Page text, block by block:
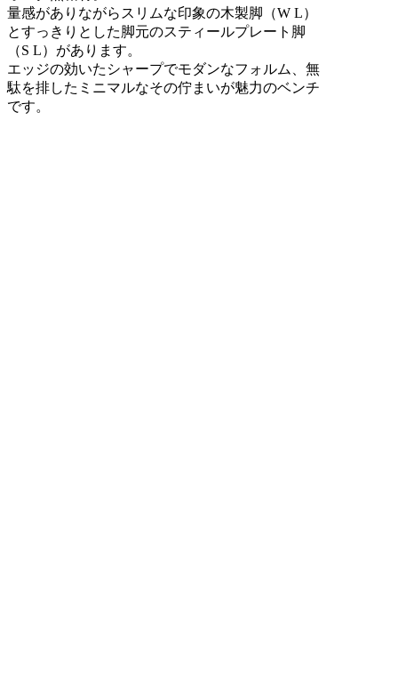
量感がありながらスリムな印象の木製脚（W L）
とすっきりとした脚元のスティールプレート脚
（S L）があります。
エッジの効いたシャープでモダンなフォルム、無
駄を排したミニマルなその佇まいが魅力のベンチ
です。